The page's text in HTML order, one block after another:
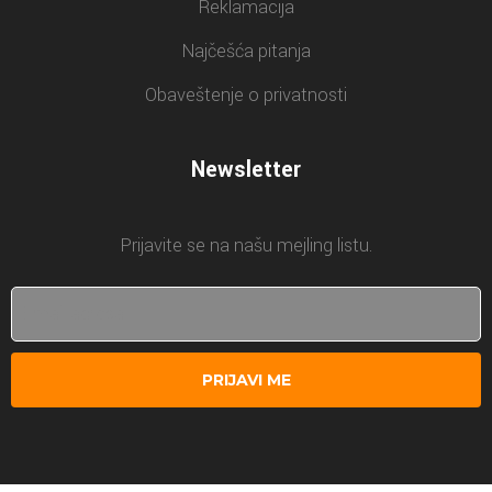
Reklamacija
Najčešća pitanja
Obaveštenje o privatnosti
Newsletter
Prijavite se na našu mejling listu.
PRIJAVI ME